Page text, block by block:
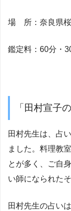
場 所：奈良県
鑑定料：60分・
「田村宣子
田村先生は、占
ました。料理教
とが多く、ご自
い師になられたそ
田村先生の占い